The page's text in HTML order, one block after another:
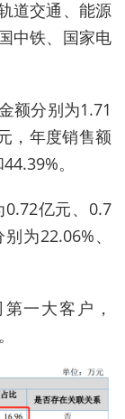
道交通、能源
中铁、国家电
额分别为1.71
，年度销售额
。
亿元、0.7
为22.06%、
一大客户，